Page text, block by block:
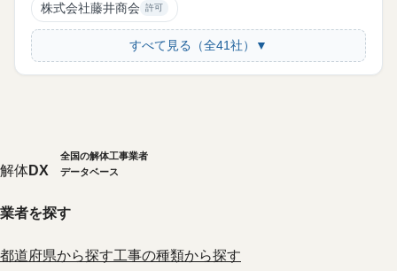
株式会社藤井商会 許可
すべて見る（全41社）▼
解体DX
全国の解体工事業者
データベース
業者を探す
都道府県から探す工事の種類から探す